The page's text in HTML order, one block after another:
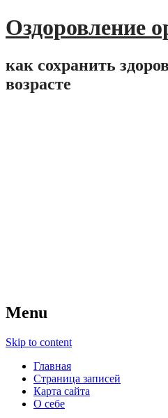
Оздоровление
как сохранить
возрасте
Menu
Skip to content
Главная
Страница записей
Карта сайта
О себе